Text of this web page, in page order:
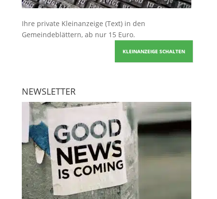
Ihre private Kleinanzeige (Text) in den
Gemeindeblättern, ab nur 15 Euro.
KLEINANZEIGE SCHALTEN
NEWSLETTER